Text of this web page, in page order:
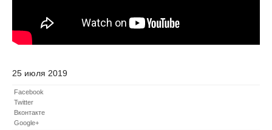
25 июля 2019
Facebook
Twitter
Вконтакте
Google+